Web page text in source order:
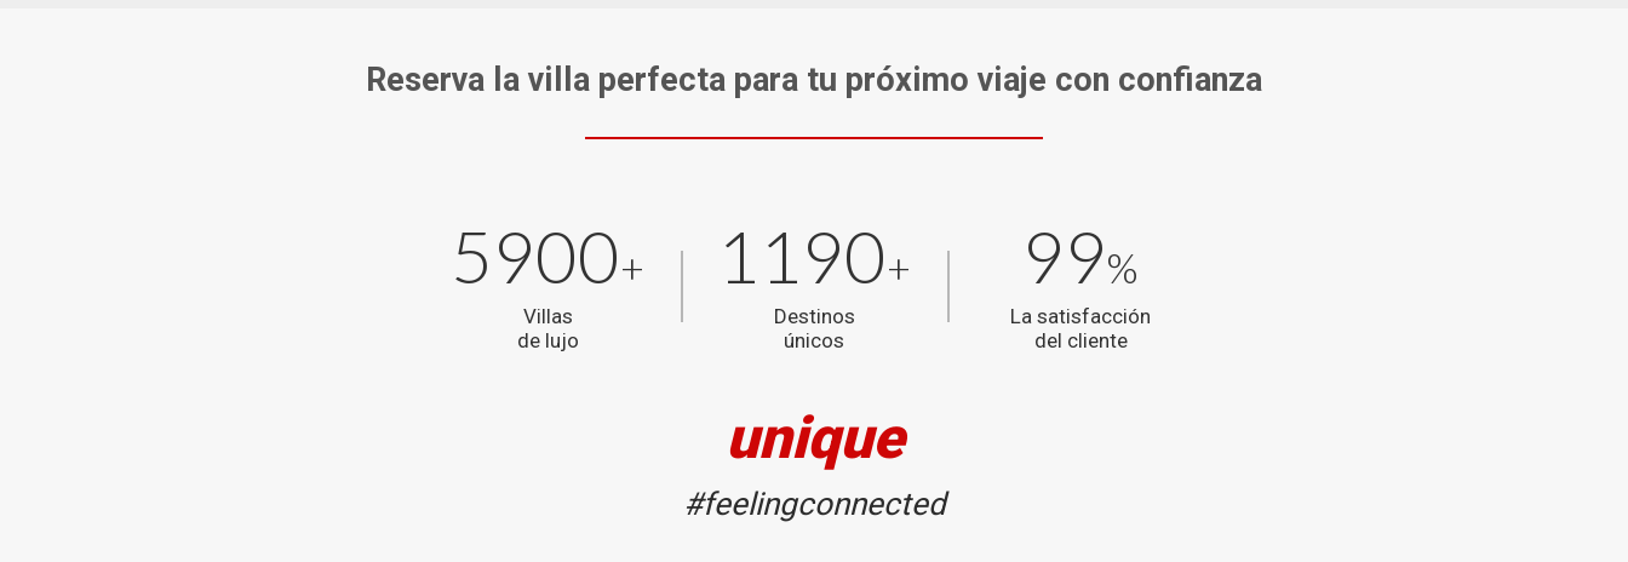
Reserva la villa perfecta para tu próximo viaje con confianza
5900+
Villas
de lujo
1190+
Destinos
únicos
99%
La satisfacción
del cliente
unique
#feelingconnected